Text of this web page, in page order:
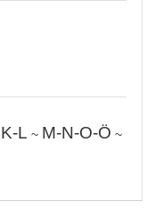
K-L ~ M-N-O-Ö ~